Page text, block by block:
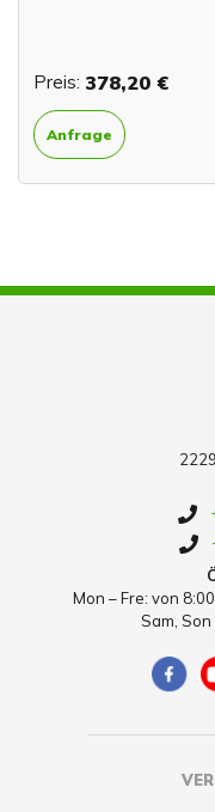
Preis: 378,20 €
Anfrage
Mon – Fre: von
Sam,